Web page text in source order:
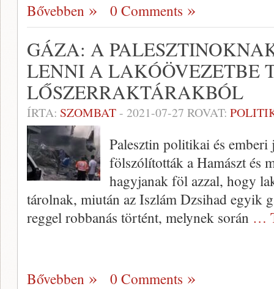
Bővebben 0 Comments
GÁZA: A
LENNI A LAKÓÖVEZETBE
LŐSZERRAKTÁRAKBÓL
ÍRTA: SZOMBAT- 2021-07-27 ROVAT:
Palesztin politikai és emberi
fölszólították a Hamászt és
hagyjanak föl azzal, hogy
tárolnak, miután az Iszlám Dzsihad egyik
reggel robbanás történt, melynek során …
Bővebben 0 Comments